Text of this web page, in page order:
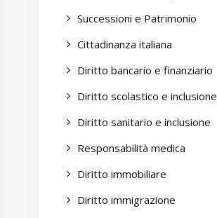
Successioni e Patrimonio
Cittadinanza italiana
Diritto bancario e finanziario
Diritto scolastico e inclusione
Diritto sanitario e inclusione
Responsabilità medica
Diritto immobiliare
Diritto immigrazione